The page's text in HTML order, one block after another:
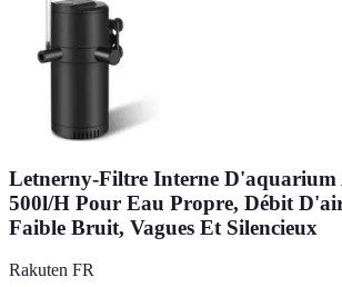
Letnerny-Filtre Interne D'aquarium
500l/H Pour Eau Propre, Débit
Faible Bruit, Vagues Et Silencieux
Rakuten FR